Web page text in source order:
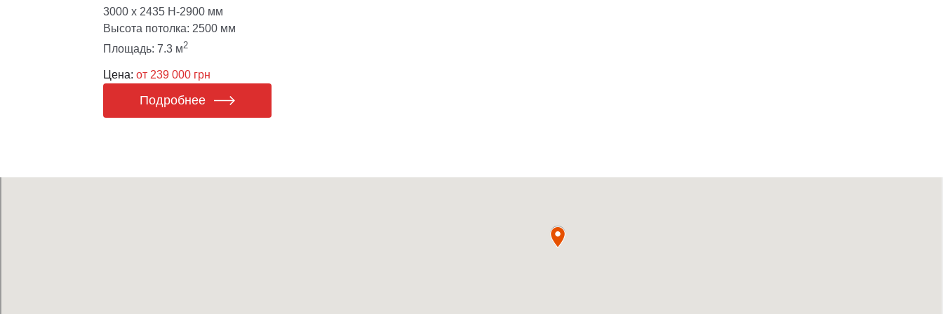
3000 х 2435 Н-2900 мм
Высота потолка: 2500 мм
Площадь: 7.3 м2
Цена: от 239 000 грн
Подробнее